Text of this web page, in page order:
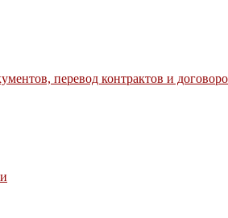
перевод контрактов и